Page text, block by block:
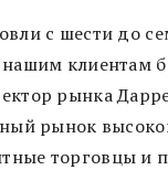
с шести до
клиентам
рынка
рынок
торговцы и